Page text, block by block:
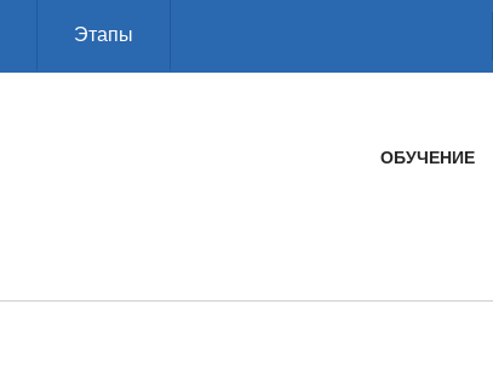
Этапы
ОБУЧЕНИЕ